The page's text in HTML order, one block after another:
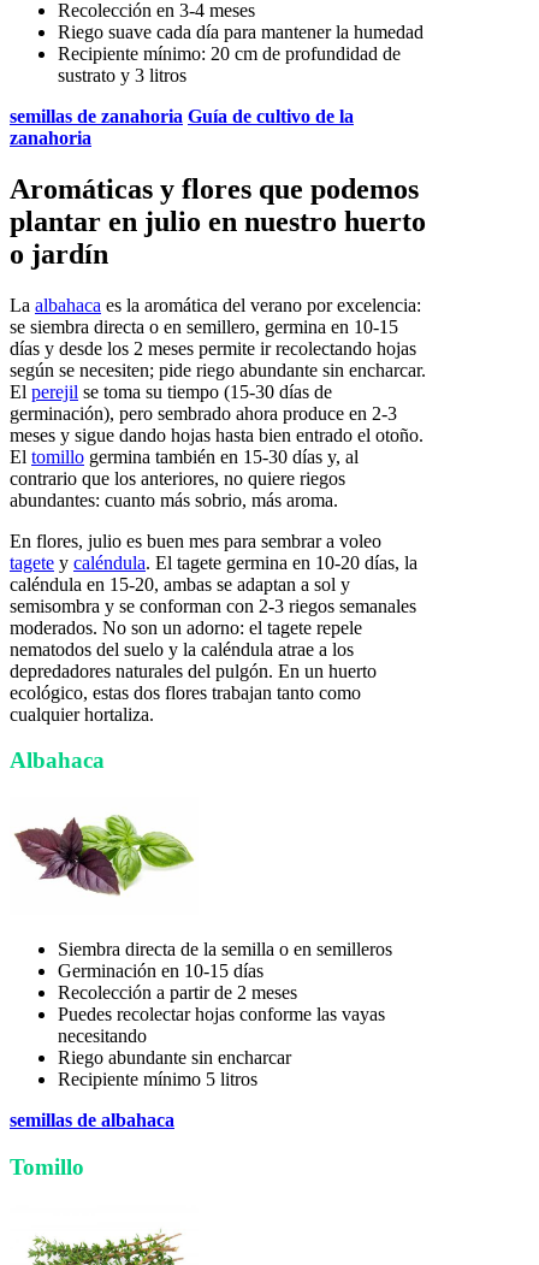
Recolección en 3-4 meses
Riego suave cada día para mantener la humedad
Recipiente mínimo: 20 cm de profundidad de
sustrato y 3 litros
semillas de zanahoria Guía de cultivo de la
zanahoria
Aromáticas y flores que podemos
plantar en julio en nuestro huerto
o jardín
La albahaca es la aromática del verano por excelencia:
se siembra directa o en semillero, germina en 10-15
días y desde los 2 meses permite ir recolectando hojas
según se necesiten; pide riego abundante sin encharcar.
El perejil se toma su tiempo (15-30 días de
germinación), pero sembrado ahora produce en 2-3
meses y sigue dando hojas hasta bien entrado el otoño.
El tomillo germina también en 15-30 días y, al
contrario que los anteriores, no quiere riegos
abundantes: cuanto más sobrio, más aroma.
En flores, julio es buen mes para sembrar a voleo
tagete y caléndula. El tagete germina en 10-20 días, la
caléndula en 15-20, ambas se adaptan a sol y
semisombra y se conforman con 2-3 riegos semanales
moderados. No son un adorno: el tagete repele
nematodos del suelo y la caléndula atrae a los
depredadores naturales del pulgón. En un huerto
ecológico, estas dos flores trabajan tanto como
cualquier hortaliza.
Albahaca
Siembra directa de la semilla o en semilleros
Germinación en 10-15 días
Recolección a partir de 2 meses
Puedes recolectar hojas conforme las vayas
necesitando
Riego abundante sin encharcar
Recipiente mínimo 5 litros
semillas de albahaca
Tomillo